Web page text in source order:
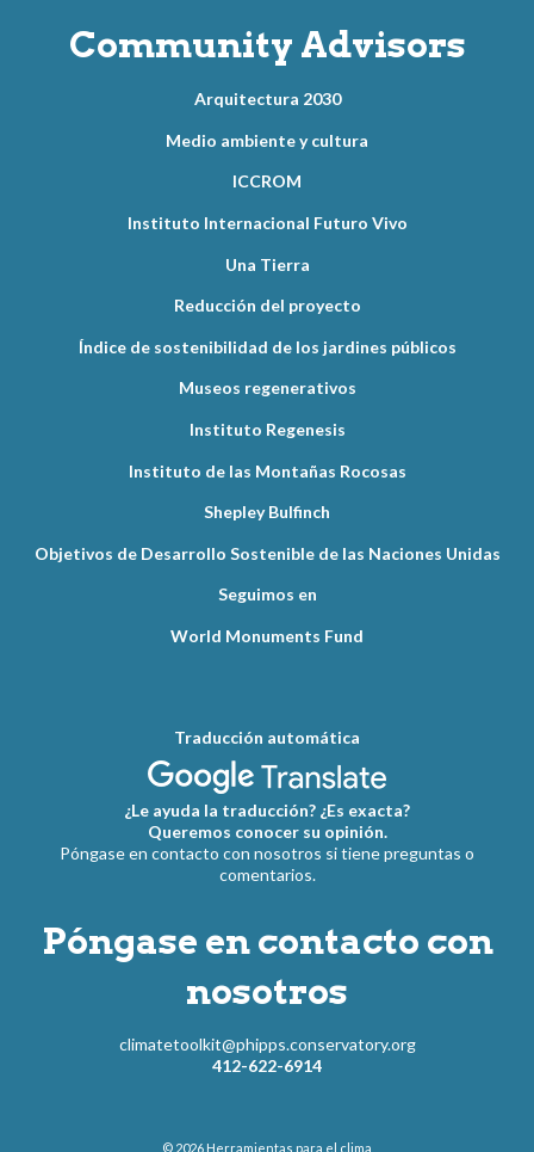
Community Advisors
Arquitectura 2030
Medio ambiente y cultura
ICCROM
Instituto Internacional Futuro Vivo
Una Tierra
Reducción del proyecto
Índice de sostenibilidad de los jardines públicos
Museos regenerativos
Instituto Regenesis
Instituto de las Montañas Rocosas
Shepley Bulfinch
Objetivos de Desarrollo Sostenible de las Naciones Unidas
Seguimos en
World Monuments Fund
Traducción automática
¿Le ayuda la traducción? ¿Es exacta?
Queremos conocer su opinión.
Póngase en contacto con nosotros si tiene preguntas o
comentarios.
Póngase en contacto con
nosotros
climatetoolkit@phipps.conservatory.org
412-622-6914
© 2026 Herramientas para el clima